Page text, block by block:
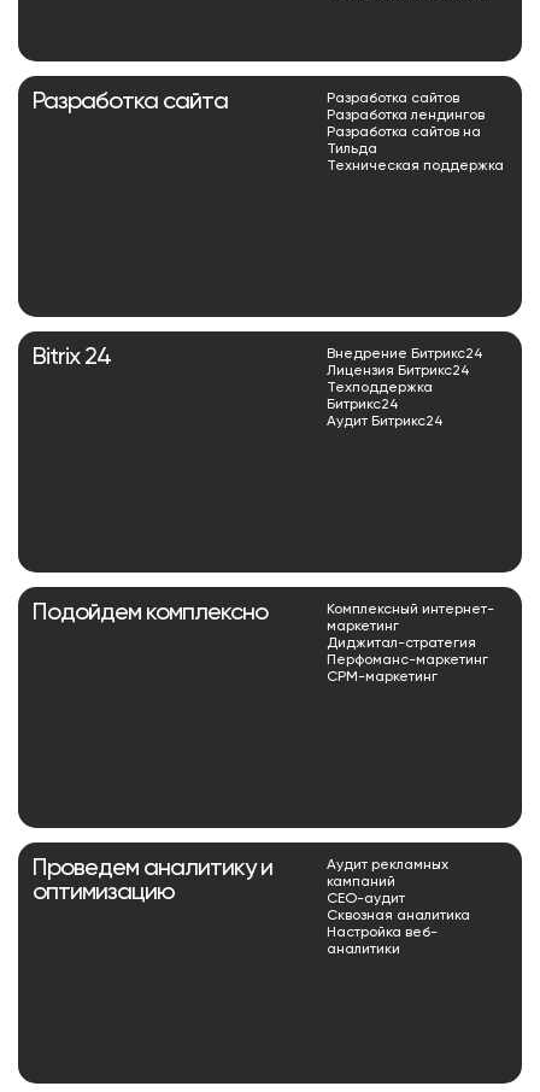
Разработка сайта
Разработка сайтов
Разработка лендингов
Разработка сайтов на
Тильда
Техническая поддержка
Bitrix 24
Внедрение Битрикс24
Лицензия Битрикс24
Техподдержка
Битрикс24
Аудит Битрикс24
Подойдем комплексно
Комплексный интернет-
маркетинг
Диджитал-стратегия
Перфоманс-маркетинг
СРМ-маркетинг
Проведем аналитику и
оптимизацию
Аудит рекламных
кампаний
СЕО-аудит
Сквозная аналитика
Настройка веб-
аналитики